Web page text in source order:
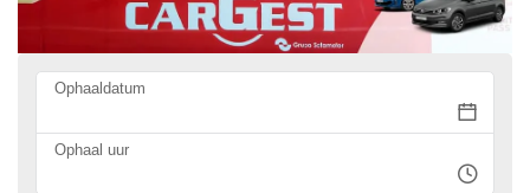
Ophaaldatum
Ophaal uur